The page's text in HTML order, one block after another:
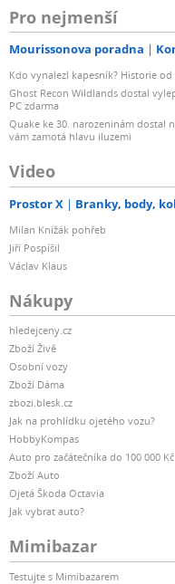
Pro nejmenší
Mourissonova poradna
Kdo vynalezl kapesník? Historie
Ghost Recon Wildlands dostal
PC zdarma
Quake ke 30. narozeninám dostal
vám zamotá hlavu iluzemi
Video
Prostor X Branky, body,
Milan Knížák pohřeb
Jiří Pospíšil
Václav Klaus
Nákupy
hledejceny.cz
Zboží Živě
Osobní vozy
Zboží Dáma
zbozi.blesk.cz
Jak na prohlídku ojetého vozu?
HobbyKompas
Auto pro začátečníka do 100 000 Kč
Zboží Auto
Ojetá Škoda Octavia
Jak vybrat auto?
Mimibazar
Testujte s Mimibazarem